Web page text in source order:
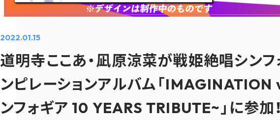
2022.01.15
道明寺ここあ・凪原涼菜が戦姫絶唱シン
ンピレーションアルバム「
ンフォギア 10 YEARS TRIBUTE~」に参加！